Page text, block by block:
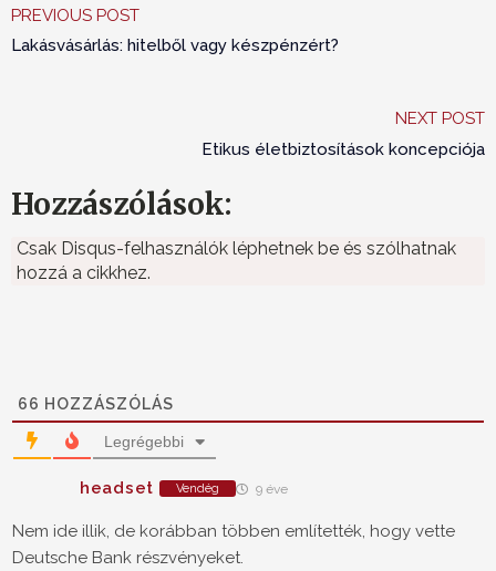
PREVIOUS POST
Lakásvásárlás: hitelből vagy készpénzért?
NEXT POST
Etikus életbiztosítások koncepciója
Hozzászólások:
Csak Disqus-felhasználók léphetnek be és szólhatnak
hozzá a cikkhez.
66 HOZZÁSZÓLÁS
Legrégebbi
headset Vendég 9 éve
Nem ide illik, de korábban többen említették, hogy vette
Deutsche Bank részvényeket.